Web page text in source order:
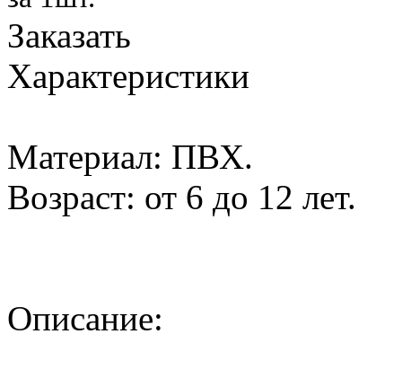
Заказать
Характеристики
Материал: ПВХ.
Возраст: от 6 до 12 лет.
Описание: